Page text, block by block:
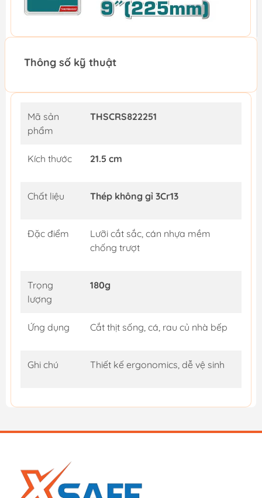
Thông số kỹ thuật
Mã sản
phẩm
THSCRS822251
Kích thước 21.5 cm
Chất liệu Thép không gỉ 3Cr13
Đặc điểm
Lưỡi cắt sắc, cán nhựa mềm
chống trượt
Trọng
lượng
180g
Ứng dụng Cắt thịt sống, cá, rau củ nhà bếp
Ghi chú Thiết kế ergonomics, dễ vệ sinh